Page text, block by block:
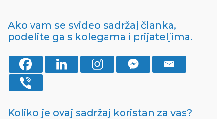
Ako vam se svideo sadržaj članka,
podelite ga s kolegama i prijateljima.
Koliko je ovaj sadržaj koristan za vas?